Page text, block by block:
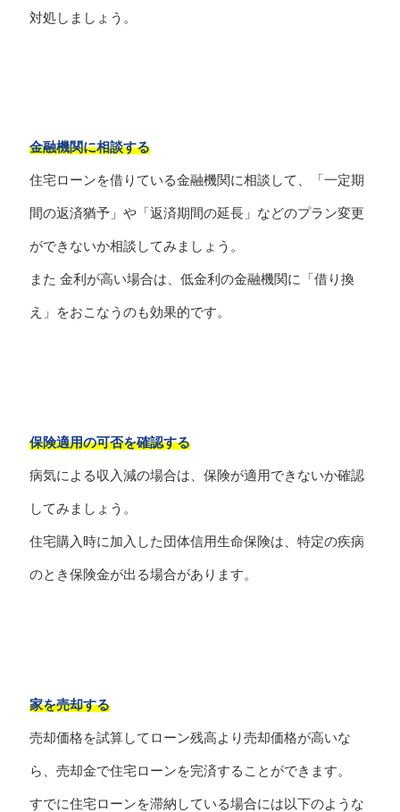
対処しましょう。
金融機関に相談する
住宅ローンを借りている金融機関に相談して、「一定期
間の返済猶予」や「返済期間の延長」などのプラン変更
ができないか相談してみましょう。
また 金利が高い場合は、低金利の金融機関に「借り換
え」をおこなうのも効果的です。
保険適用の可否を確認する
病気による収入減の場合は、保険が適用できないか確認
してみましょう。
住宅購入時に加入した団体信用生命保険は、特定の疾病
のとき保険金が出る場合があります。
家を売却する
売却価格を試算してローン残高より売却価格が高いな
ら、売却金で住宅ローンを完済することができます。
すでに住宅ローンを滞納している場合には以下のような